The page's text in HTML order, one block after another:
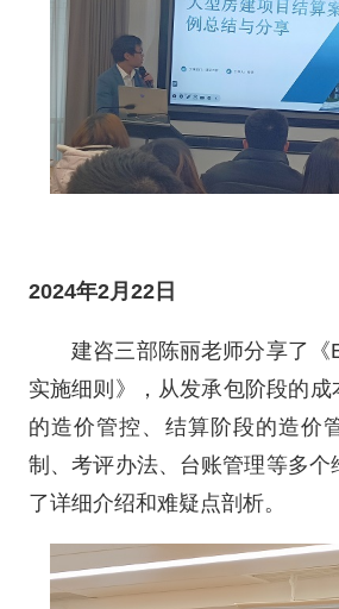
2024年2月22日
建咨三部陈丽老师分享了《
实施细则》，从发承包阶段的
的造价管控、结算阶段的造价
制、考评办法、台账管理等多个
了详细介绍和难疑点剖析。